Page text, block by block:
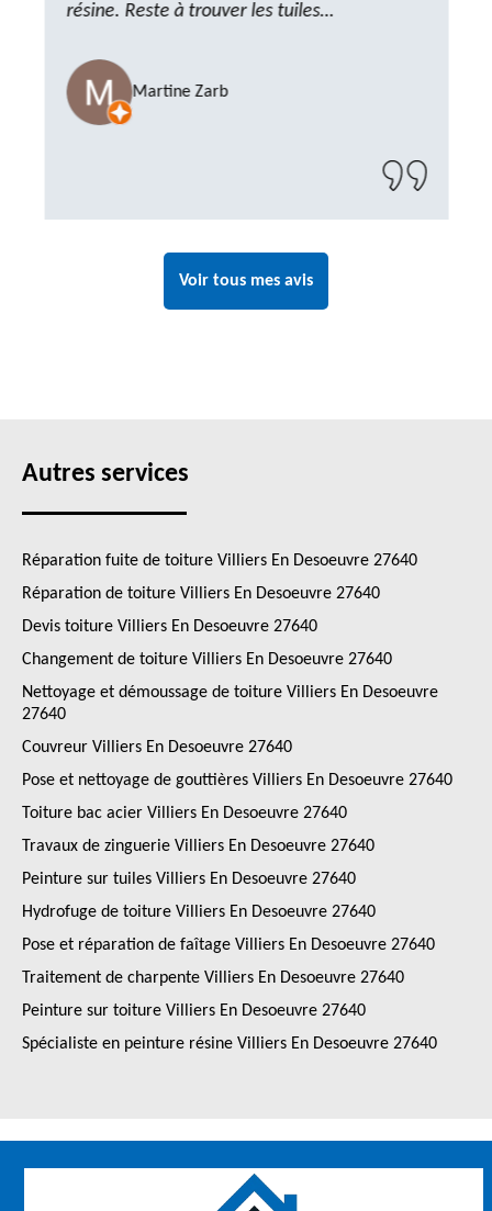
résine. Reste à trouver les tuiles
compter sur M. GOT. Très content de la
prestation, a recommander sans problème"
Martine Zarb
Voir tous mes avis
Autres services
Réparation fuite de toiture Villiers En Desoeuvre 27640
Réparation de toiture Villiers En Desoeuvre 27640
Devis toiture Villiers En Desoeuvre 27640
Changement de toiture Villiers En Desoeuvre 27640
Nettoyage et démoussage de toiture Villiers En Desoeuvre
27640
Couvreur Villiers En Desoeuvre 27640
Pose et nettoyage de gouttières Villiers En Desoeuvre 27640
Toiture bac acier Villiers En Desoeuvre 27640
Travaux de zinguerie Villiers En Desoeuvre 27640
Peinture sur tuiles Villiers En Desoeuvre 27640
Hydrofuge de toiture Villiers En Desoeuvre 27640
Pose et réparation de faîtage Villiers En Desoeuvre 27640
Traitement de charpente Villiers En Desoeuvre 27640
Peinture sur toiture Villiers En Desoeuvre 27640
Spécialiste en peinture résine Villiers En Desoeuvre 27640